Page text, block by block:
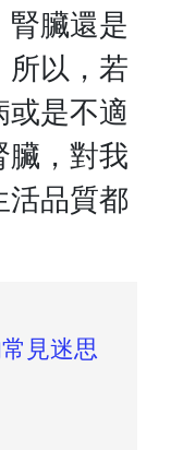
腎臟還是
所以，若
或是不適
臟，對我
活品質都
見迷思